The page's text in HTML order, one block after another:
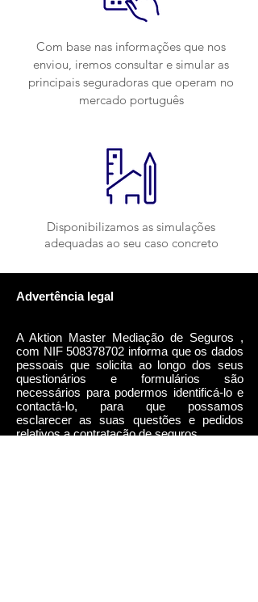
Com base nas informações que nos
enviou, iremos consultar e simular as
principais seguradoras que operam no
mercado português
Disponibilizamos as simulações
adequadas ao seu caso concreto
Advertência legal
A Aktion Master Mediação de Seguros ,
com NIF508378702 informa que os dados
pessoais que solicita ao longo dos seus
questionários e formulários são
necessários para podermos identificá-lo e
contactá-lo, para que possamos
esclarecer as suas questões e pedidos
relativos a contratação de seguros.